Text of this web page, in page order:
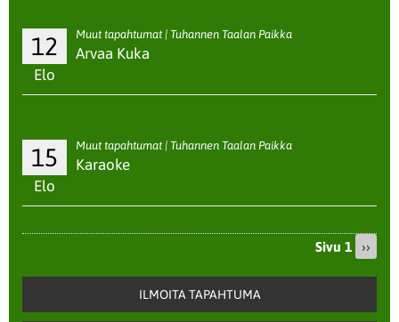
12
Elo
Muut tapahtumat | Tuhannen Taalan Paikka
Arvaa Kuka
15
Elo
Muut tapahtumat | Tuhannen Taalan Paikka
Karaoke
Sivu 1 ››
ILMOITA TAPAHTUMA